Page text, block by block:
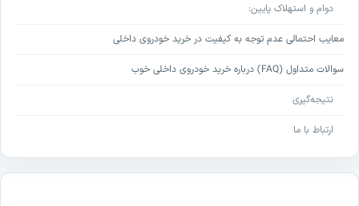
دوام و استهلاک پایین:
معایب احتمالی عدم توجه به کیفیت در خرید خودروی داخلی
سوالات متداول (FAQ) درباره خرید خودروی داخلی خوب
نتیجه‌گیری
ارتباط با ما